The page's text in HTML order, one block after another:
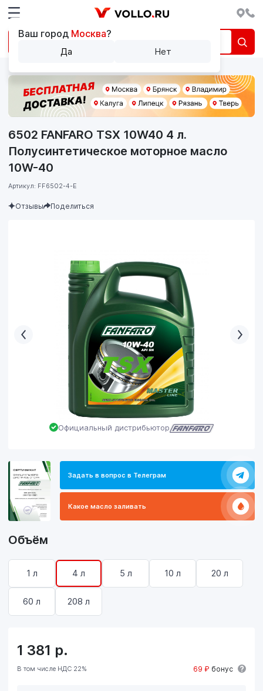
Официальный дистрибьютор
Задать в вопрос в Телеграм
Какое масло заливать
6502 FANFARO TSX 10W40 4 л.
Полусинтетическое моторное масло
10W-40
Артикул: FF6502-4-E
Отзывы Поделиться
Объём
1 л 4 л 5 л 10 л 20 л
60 л 208 л
1 381 р.
В том числе НДС 22% 69 ₽ бонус
Ваш город Москва?
Да Нет